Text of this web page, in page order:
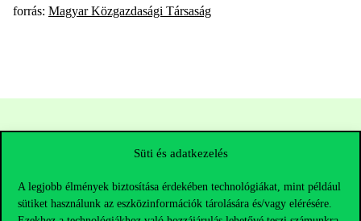
Süti és adatkezelés
A legjobb élmények biztosítása érdekében technológiákat, mint például
sütiket használunk az eszközinformációk tárolására és/vagy elérésére.
forrás: Magyar Közgazdasági Társaság